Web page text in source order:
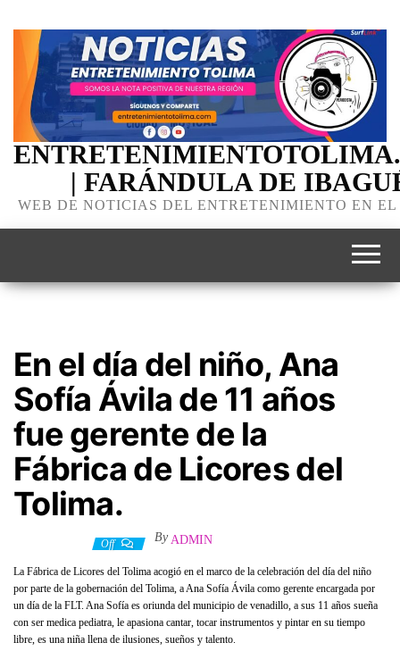
| FARÁNDULA DE
WEB DE NOTICIAS DEL ENTRETENIMIENTO EN
En el día del niño, Ana
Sofía Ávila de 11 años
fue gerente de la
Fábrica de Licores del
Tolima.
Off By ADMIN
La Fábrica de Licores del Tolima acogió en el marco de la celebración del día del niño
por parte de la gobernación del Tolima, a Ana Sofía Ávila como gerente encargada por
un día de la FLT. Ana Sofía es oriunda del municipio de venadillo, a sus 11 años sueña
con ser medica pediatra, le apasiona cantar, tocar instrumentos y pintar en su tiempo
libre, es una niña llena de ilusiones, sueños y talento.